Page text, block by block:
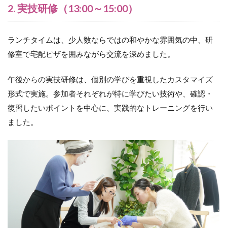
2. 実技研修（13:00～15:00）
ランチタイムは、少人数ならではの和やかな雰囲気の中、研
修室で宅配ピザを囲みながら交流を深めました。
午後からの実技研修は、個別の学びを重視したカスタマイズ
形式で実施。参加者それぞれが特に学びたい技術や、確認・
復習したいポイントを中心に、実践的なトレーニングを行い
ました。